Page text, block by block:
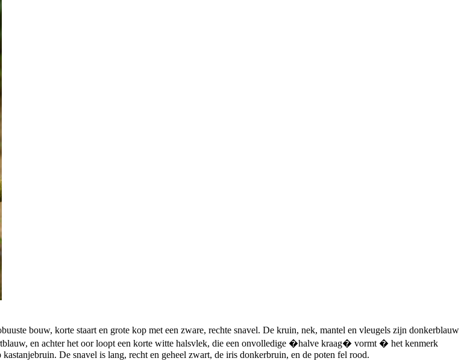
bouw, korte staart en grote kop met een zware, rechte snavel. De kruin, nek, mantel en vleugels zijn donkerblauw
en achter het oor loopt een korte witte halsvlek, die een onvolledige �halve kraag� vormt � het kenmerk
De snavel is lang, recht en geheel zwart, de iris donkerbruin, en de poten fel rood.